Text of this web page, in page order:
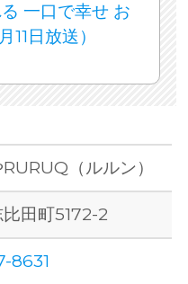
一口で幸せ お
日放送）
（ルルン）
田町5172-2
8631